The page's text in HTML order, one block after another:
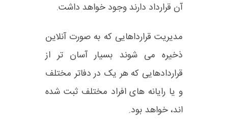
آن قرارداد دارند وجود خواهد داشت.
مدیریت قرارداهایی که به صورت آنلاین
ذخیره می شوند بسیار آسان تر از
قراردادهایی که هر یک در دفاتر مختلف
و یا رایانه های افراد مختلف ثبت شده
اند، خواهد بود.